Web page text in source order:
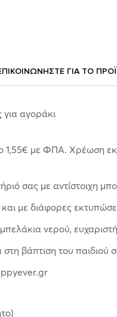
ΓΙΑ ΤΟ
αγοράκι
1,55€ με ΦΠΑ. Χρέωση
σας με αντίστοιχη
με διάφορες
νερού,
βάπτιση του παιδιού